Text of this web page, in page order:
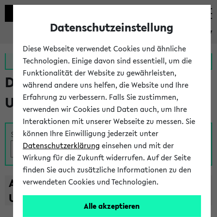
eKVV
Zur MeineUni App Zum MeineUni Portal
Das Lehrangebot der
Universität Bielefeld
Suche
A B C D E F G H I J K L M N O
U
V W X Y
Z
Datenschutzeinstellung
Diese Webseite verwendet Cookies und ähnliche
Technologien. Einige davon sind essentiell, um die
Funktionalität der Website zu gewährleisten,
während andere uns helfen, die Website und Ihre
Erfahrung zu verbessern. Falls Sie zustimmen,
verwenden wir Cookies und Daten auch, um Ihre
Interaktionen mit unserer Webseite zu messen. Sie
können Ihre Einwilligung jederzeit unter
Datenschutzerklärung einsehen und mit der
Wirkung für die Zukunft widerrufen. Auf der Seite
finden Sie auch zusätzliche Informationen zu den
verwendeten Cookies und Technologien.
Alle akzeptieren